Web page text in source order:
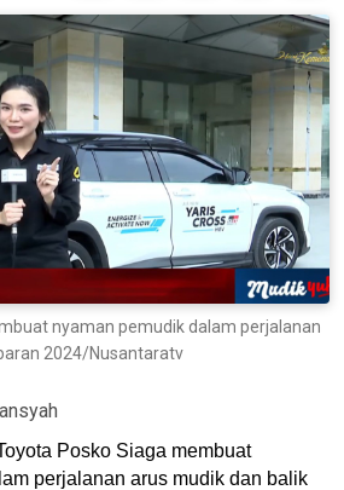
nyaman pemudik dalam perjalanan
2024/Nusantaratv
Posko Siaga membuat
perjalanan arus mudik dan balik